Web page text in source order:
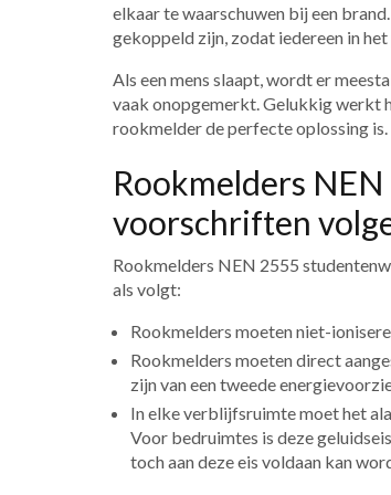
elkaar te waarschuwen bij een
gekoppeld zijn, zodat iedereen in
Als een mens slaapt, wordt er
vaak onopgemerkt. Gelukkig werkt
rookmelder de perfecte oplossing is.
Rookmelders
voorschriften
Rookmelders NEN 2555
als volgt:
Rookmelders moeten niet-
Rookmelders moeten direct
zijn van een tweede
In elke verblijfsruimte moet het
Voor bedruimtes is deze
toch aan deze eis voldaan kan